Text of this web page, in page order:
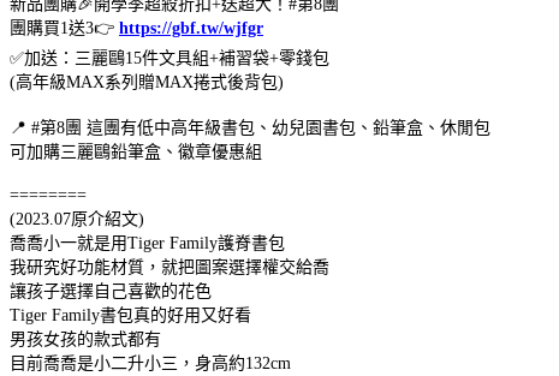
新品團購🎉開學季超殺折扣+送超大！#第8團
團購買1送3👉 https://gbf.tw/wjfgr
✅️加送：三麗鷗15件文具組+補習袋+零錢包
(高年級MAX系列贈MAX捲式後背包)
📍 #第8團 這團有低中高年級書包、幼兒園書包、鉛筆盒、休閒包
可加購三麗鷗鉛筆盒、徽章優惠組
========
(2023.07原介紹文)
喬喬小一就是用Tiger Family護脊書包
我研究好功能材質，就把圖案選擇權交給喬
讓孩子選擇自己喜歡的花色
Tiger Family書包真的好用又好看
男孩女孩的款式都有
目前喬喬是小二升小三，身高約132cm